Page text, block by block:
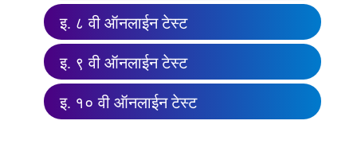
इ. ८ वी ऑनलाईन टेस्ट
इ. ९ वी ऑनलाईन टेस्ट
इ. १० वी ऑनलाईन टेस्ट